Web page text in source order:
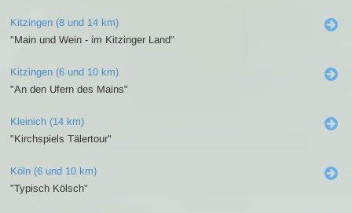
Kitzingen (8 und 14 km)
"Main und Wein - im Kitzinger Land"
Kitzingen (6 und 10 km)
"An den Ufern des Mains"
Kleinich (14 km)
"Kirchspiels Tälertour"
Köln (6 und 10 km)
"Typisch Kölsch"